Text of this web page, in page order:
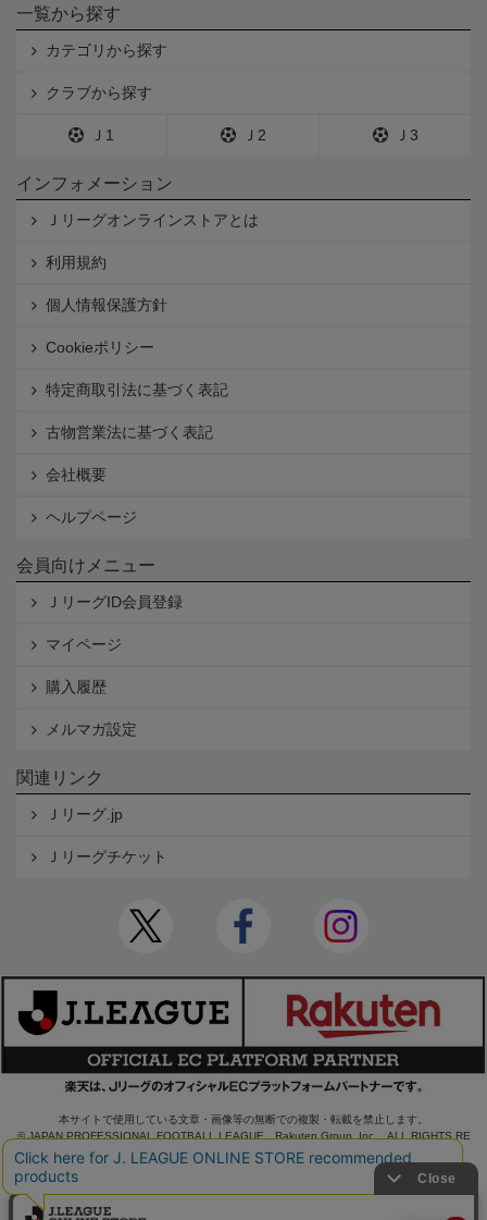
一覧から探す
カテゴリから探す
クラブから探す
Ｊ1 Ｊ2 Ｊ3
インフォメーション
Ｊリーグオンラインストアとは
利用規約
個人情報保護方針
Cookieポリシー
特定商取引法に基づく表記
古物営業法に基づく表記
会社概要
ヘルプページ
会員向けメニュー
ＪリーグID会員登録
マイページ
購入履歴
メルマガ設定
関連リンク
Ｊリーグ.jp
Ｊリーグチケット
本サイトで使用している文章・画像等の無断での複製・転載を禁止します。
© JAPAN PROFESSIONAL FOOTBALL LEAGUE Rakuten Group, Inc. ALL RIGHTS RE
SERVED.